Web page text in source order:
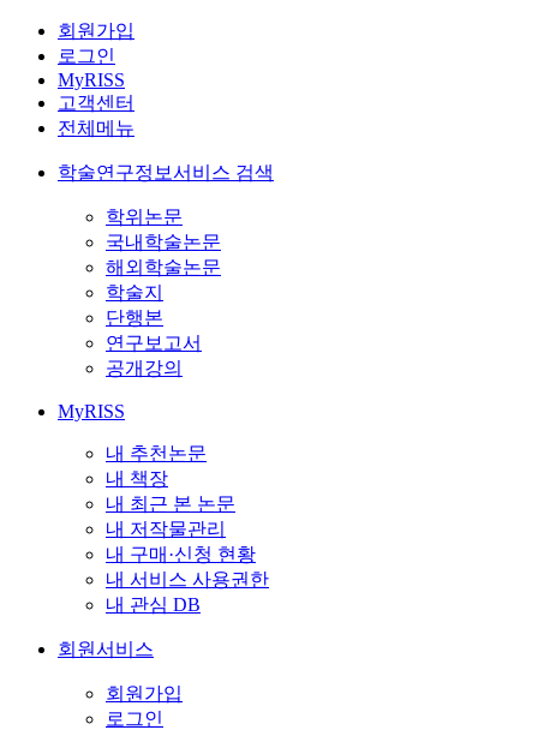
회원가입
로그인
MyRISS
고객센터
전체메뉴
학술연구정보서비스 검색
학위논문
국내학술논문
해외학술논문
학술지
단행본
연구보고서
공개강의
MyRISS
내 추천논문
내 책장
내 최근 본 논문
내 저작물관리
내 구매·신청 현황
내 서비스 사용권한
내 관심 DB
회원서비스
회원가입
로그인